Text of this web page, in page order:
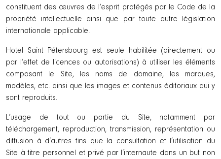
constituent des œuvres de l’esprit protégés par le Code de la
propriété intellectuelle ainsi que par toute autre législation
internationale applicable.
Hotel Saint Pétersbourg est seule habilitée (directement ou
par l’effet de licences ou autorisations) à utiliser les éléments
composant le Site, les noms de domaine, les marques,
modèles, etc. ainsi que les images et contenus éditoriaux qui y
sont reproduits.
L’usage de tout ou partie du Site, notamment par
téléchargement, reproduction, transmission, représentation ou
diffusion à d’autres fins que la consultation et l’utilisation du
Site à titre personnel et privé par l’internaute dans un but non